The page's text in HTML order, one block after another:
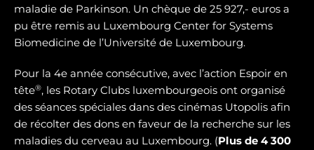
maladie de Parkinson. Un chèque de 25 927,- euros a
pu être remis au Luxembourg Center for Systems
Biomedicine de l’Université de Luxembourg.
Pour la 4e année consécutive, avec l’action Espoir en
tête®, les Rotary Clubs luxembourgeois ont organisé
des séances spéciales dans des cinémas Utopolis afin
de récolter des dons en faveur de la recherche sur les
maladies du cerveau au Luxembourg. (Plus de 4 300